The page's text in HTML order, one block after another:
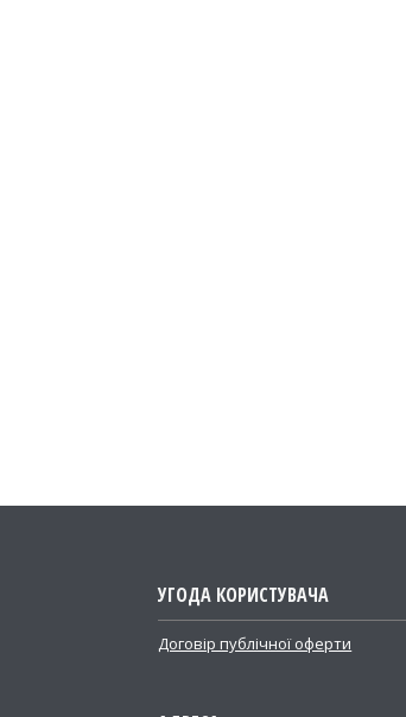
УГОДА КОРИСТУВАЧА
Договір публічної оферти